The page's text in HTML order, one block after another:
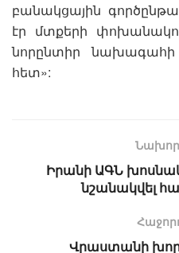
բանակցային
էր մտքերի
նորընտիր
հետ»:
Իրանի ԱԳՆ
նշանակվել
Վրաստանի